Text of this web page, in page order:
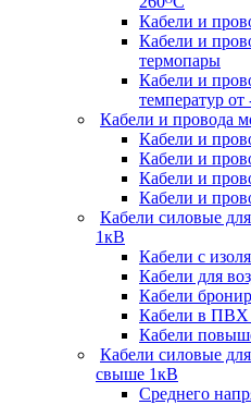
Кабели и
Кабели и
термопары
Кабели и
температур
Кабели и провода
Кабели и
Кабели и
Кабели и
Кабели и
Кабели силовые
1кВ
Кабели c
Кабели для
Кабели
Кабели в ПВХ
Кабели
Кабели силовые
свыше 1кВ
Среднего